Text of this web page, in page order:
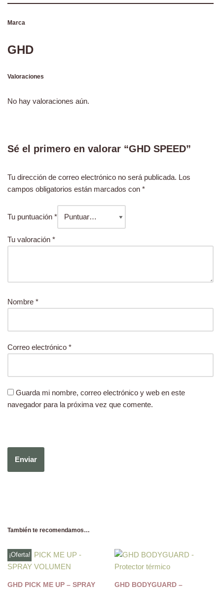
Marca
GHD
Valoraciones
No hay valoraciones aún.
Sé el primero en valorar “GHD SPEED”
Tu dirección de correo electrónico no será publicada. Los
campos obligatorios están marcados con *
Tu puntuación *
Tu valoración *
Nombre *
Correo electrónico *
Guarda mi nombre, correo electrónico y web en este
navegador para la próxima vez que comente.
También te recomendamos…
¡Oferta!
GHD PICK ME UP – SPRAY
GHD BODYGUARD –